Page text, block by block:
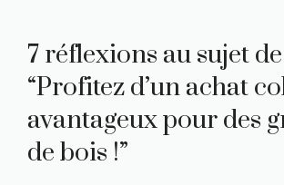
7 réflexions au sujet de
“Profitez d’un achat
avantageux pour des
de bois !”